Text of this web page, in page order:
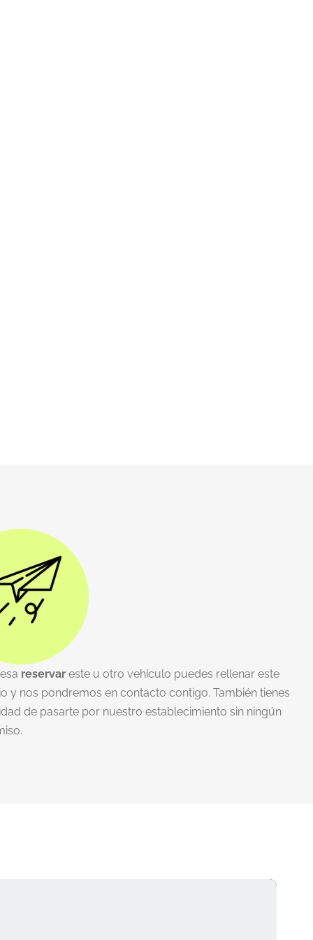
reservareste u otro vehículo puedes rellenar este
y nos pondremos en contacto contigo. También tienes
de pasarte por nuestro establecimiento sin ningún